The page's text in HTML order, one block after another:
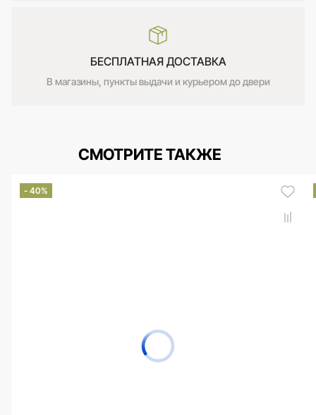
БЕСПЛАТНАЯ ДОСТАВКА
В магазины, пункты выдачи и курьером до двери
СМОТРИТЕ ТАКЖЕ
- 40%